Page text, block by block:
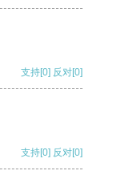
支持[0] 反对[0]
支持[0] 反对[0]